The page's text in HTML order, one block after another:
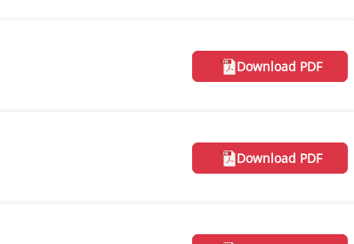
Download PDF
Download PDF